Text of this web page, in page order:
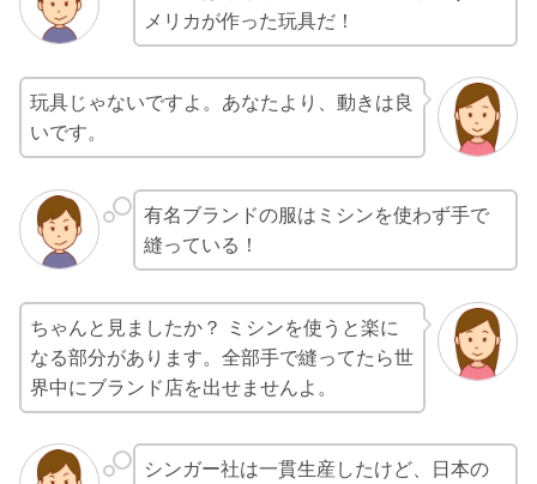
メリカが作った玩具だ！
玩具じゃないですよ。あなたより、動きは良
いです。
有名ブランドの服はミシンを使わず手で
縫っている！
ちゃんと見ましたか？ ミシンを使うと楽に
なる部分があります。全部手で縫ってたら世
界中にブランド店を出せませんよ。
シンガー社は一貫生産したけど、日本の